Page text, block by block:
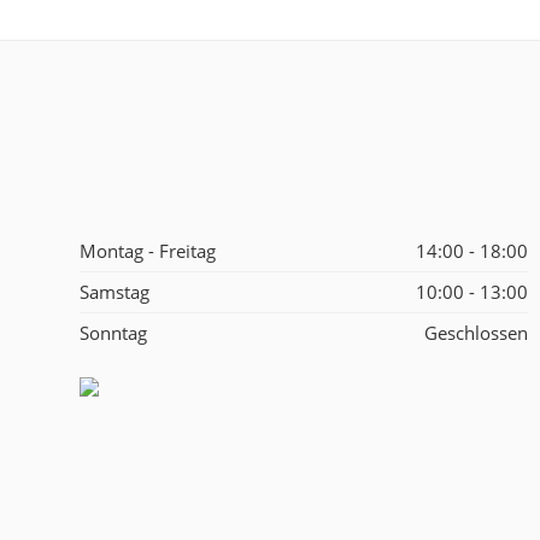
Montag - Freitag
14:00 - 18:00
Samstag
10:00 - 13:00
Sonntag
Geschlossen